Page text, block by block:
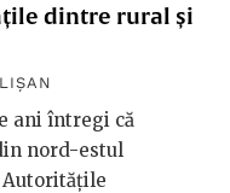
dintre rural și
ani întregi că
nord-estul
Autoritățile